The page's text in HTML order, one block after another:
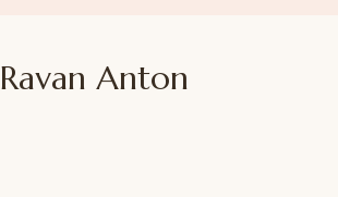
Ravan Anton